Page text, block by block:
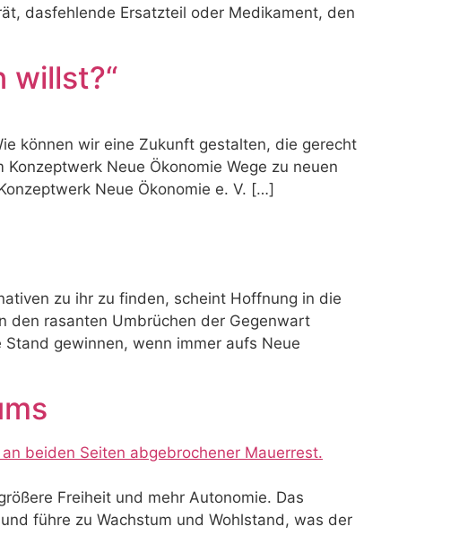
dasfehlende Ersatzteil oder Medikament, den
willst?“
können wir eine Zukunft gestalten, die gerecht
Neue Ökonomie Wege zu neuen
Neue Ökonomie e. V. […]
zu ihr zu finden, scheint Hoffnung in die
den rasanten Umbrüchen der Gegenwart
gewinnen, wenn immer aufs Neue
Freiheit und mehr Autonomie. Das
führe zu Wachstum und Wohlstand, was der